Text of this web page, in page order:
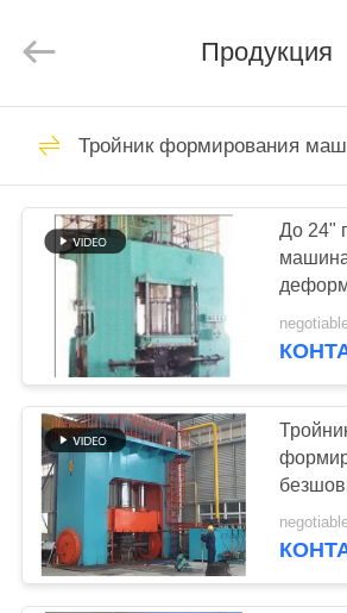
ДОМ
ПРОДУКТЫ
ШОУ
НАС
ПУТЕШЕСТВИЕ
ФАБРИКИ
Rights
Reserved.
ECER
Машина
горячая
Локоть
формируя
Продукция
Тройник формирования
До 24"